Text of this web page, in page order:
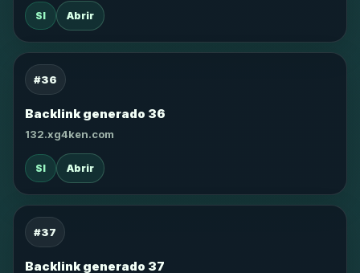
SI Abrir
#36
Backlink generado 36
132.xg4ken.com
SI Abrir
#37
Backlink generado 37